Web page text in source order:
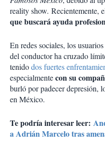
reality show. Recientemente,
que buscará ayuda
En redes sociales, los
del conductor ha cruzado
tenidodos fuertes
especialmentecon su
burló por padecer depresión,
en México.
Te podría interesar leer:
a Adrián Marcelo tras